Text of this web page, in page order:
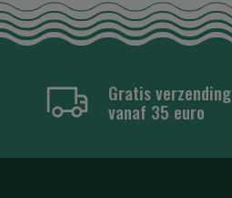
Gratis verzending
vanaf 35 euro